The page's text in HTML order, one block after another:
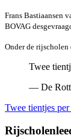
Frans Bastiaansen
BOVAG
Onder de
Twee
— De
Twee tientjes